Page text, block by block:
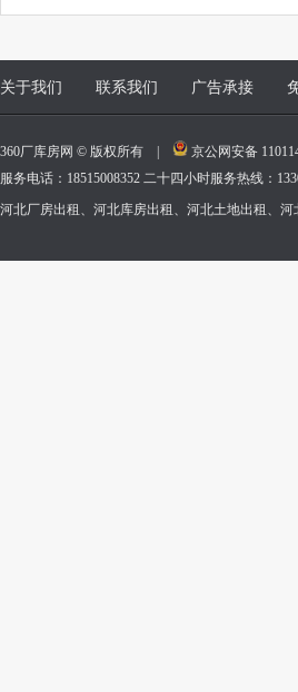
关于我们 联系我们 广告承接
360厂库房网 © 版权所有 | 京公网安备
服务电话：18515008352 二十四小时服务热线：
河北厂房出租、河北库房出租、河北土地出租、河